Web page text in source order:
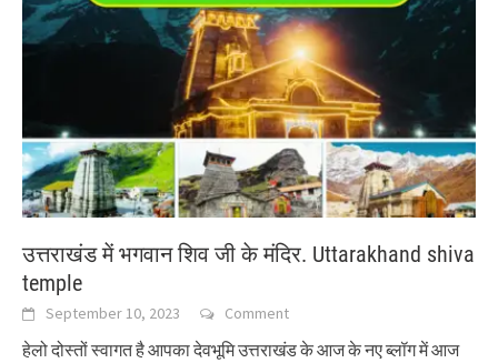
उत्तराखंड में भगवान शिव जी के मंदिर. Uttarakhand shiva
temple
September 10, 2023 Comment
हेलो दोस्तों स्वागत है आपका देवभूमि उत्तराखंड के आज के नए ब्लॉग में आज